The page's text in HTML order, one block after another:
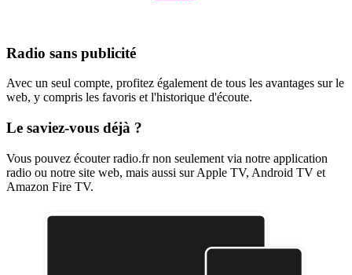
Radio sans publicité
Avec un seul compte, profitez également de tous les avantages sur le
web, y compris les favoris et l'historique d'écoute.
Le saviez-vous déjà ?
Vous pouvez écouter radio.fr non seulement via notre application
radio ou notre site web, mais aussi sur Apple TV, Android TV et
Amazon Fire TV.